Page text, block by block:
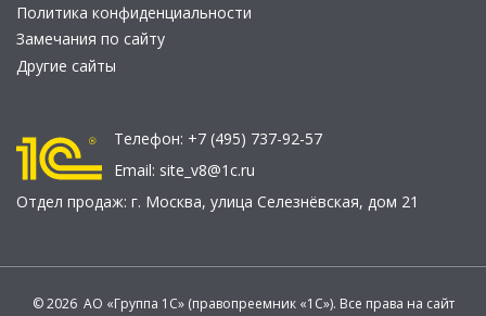
Политика конфиденциальности
Замечания по сайту
Другие сайты
Телефон: +7 (495) 737-92-57
Email: site_v8@1c.ru
Отдел продаж: г. Москва, улица Селезнёвская, дом 21
© 2026 АО «Группа 1С» (правопреемник «1С»). Все права на сайт